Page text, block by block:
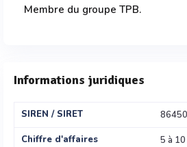
Membre du groupe TPB.
Informations juridiques
SIREN / SIRET
Chiffre d'affaires
5 à